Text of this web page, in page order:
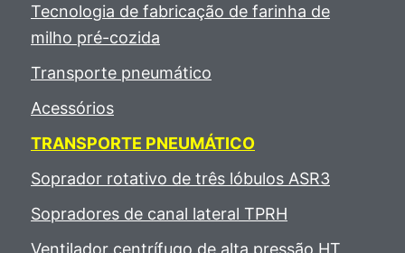
Tecnologia de fabricação de farinha de
milho pré-cozida
Transporte pneumático
Acessórios
TRANSPORTE PNEUMÁTICO
Soprador rotativo de três lóbulos ASR3
Sopradores de canal lateral TPRH
Ventilador centrífugo de alta pressão HT